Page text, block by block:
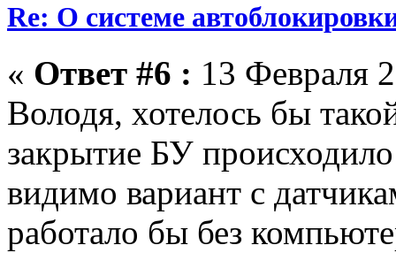
Re: О системе
« Ответ #6 : 13 Февраля
Володя, хотелось бы
закрытие БУ
видимо вариант с
работало бы без